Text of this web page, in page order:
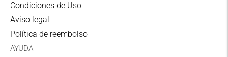
Condiciones de Uso
Aviso legal
Política de reembolso
AYUDA